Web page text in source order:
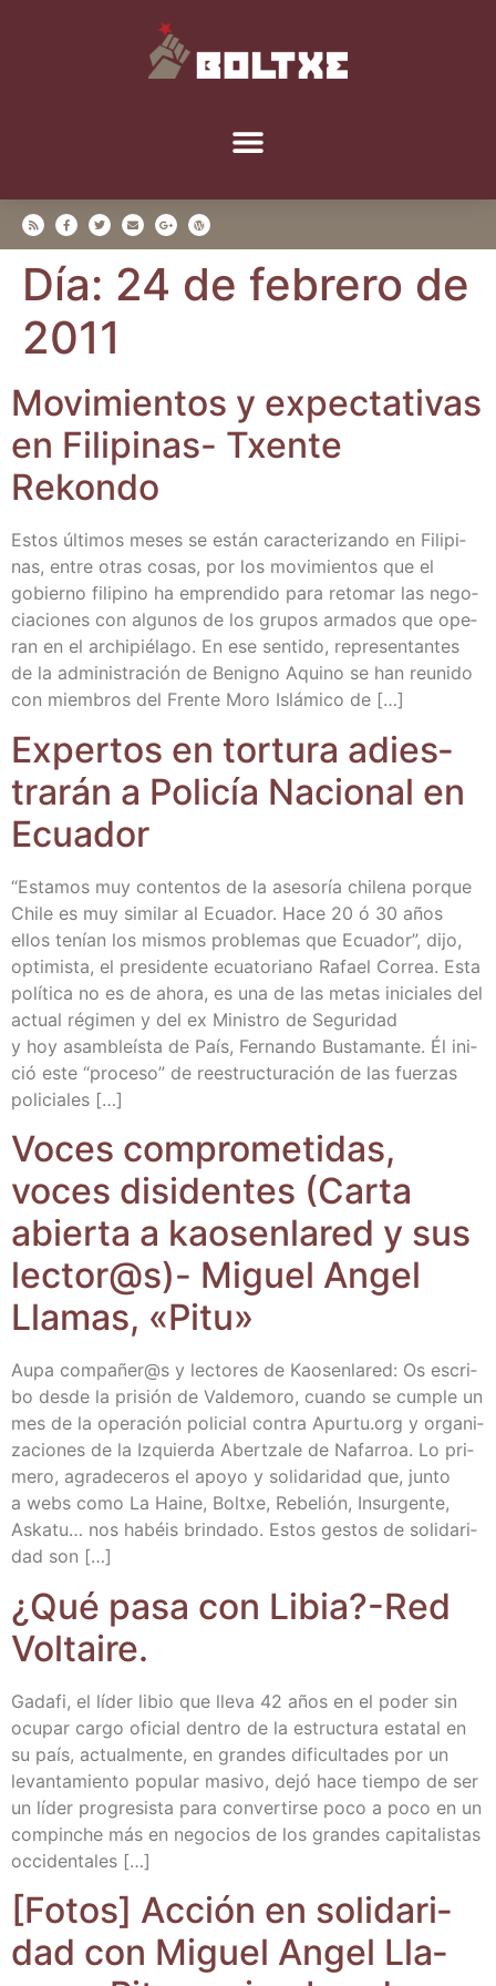
Día: 24 de febrero de
2011
Movi­mien­tos y expec­ta­ti­vas
en Fili­pi­nas- Txen­te
Rekondo
Estos últi­mos meses se están carac­te­ri­zan­do en Fili­pi­
nas, entre otras cosas, por los movi­mien­tos que el
gobierno fili­pino ha empren­di­do para reto­mar las nego­
cia­cio­nes con algu­nos de los gru­pos arma­dos que ope­
ran en el archi­pié­la­go. En ese sen­ti­do, repre­sen­tan­tes
de la admi­nis­tra­ción de Benigno Aquino se han reu­ni­do
con miem­bros del Fren­te Moro Islá­mi­co de […]
Exper­tos en tor­tu­ra adies­
tra­rán a Poli­cía Nacio­nal en
Ecuador
“Esta­mos muy con­ten­tos de la ase­so­ría chi­le­na por­que
Chi­le es muy simi­lar al Ecua­dor. Hace 20 ó 30 años
ellos tenían los mis­mos pro­ble­mas que Ecua­dor”, dijo,
opti­mis­ta, el pre­si­den­te ecua­to­riano Rafael Correa. Esta
polí­ti­ca no es de aho­ra, es una de las metas ini­cia­les del
actual régi­men y del ex Minis­tro de Segu­ri­dad
y hoy asam­bleís­ta de País, Fer­nan­do Bus­ta­man­te. Él ini­
ció este “pro­ce­so” de rees­truc­tu­ra­ción de las fuer­zas
policiales […]
Voces com­pro­me­ti­das,
voces disi­den­tes (Car­ta
abier­ta a kao­sen­la­red y sus
lector@s)- Miguel Angel
Lla­mas, «Pitu»
Aupa compañer@s y lec­to­res de Kao­sen­la­red: Os escri­
bo des­de la pri­sión de Val­de­mo­ro, cuan­do se cum­ple un
mes de la ope­ra­ción poli­cial con­tra Apur​tu​.org y orga­ni­
za­cio­nes de la Izquier­da Aber­tza­le de Nafa­rroa. Lo pri­
me­ro, agra­de­ce­ros el apo­yo y soli­da­ri­dad que, jun­to
a webs como La Hai­ne, Boltxe, Rebe­lión, Insur­gen­te,
Aska­tu… nos habéis brin­da­do. Estos ges­tos de soli­da­ri­
dad son […]
¿Qué pasa con Libia?-Red
Voltaire.
Gada­fi, el líder libio que lle­va 42 años en el poder sin
ocu­par car­go ofi­cial den­tro de la estruc­tu­ra esta­tal en
su país, actual­men­te, en gran­des difi­cul­ta­des por un
levan­ta­mien­to popu­lar masi­vo, dejó hace tiem­po de ser
un líder pro­gre­sis­ta para con­ver­tir­se poco a poco en un
com­pin­che más en nego­cios de los gran­des capi­ta­lis­tas
occidentales […]
[Fotos] Acción en soli­da­ri­
dad con Miguel Angel Lla­